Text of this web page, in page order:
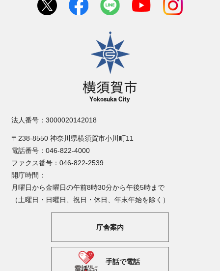
横須賀市
法人番号：3000020142018
〒238-8550 神奈川県横須賀市小川町11
電話番号：046-822-4000
ファクス番号：046-822-2539
開庁時間：
月曜日から金曜日の午前8時30分から午後5時まで
（土曜日・日曜日、祝日・休日、年末年始を除く）
庁舎案内
手話で電話